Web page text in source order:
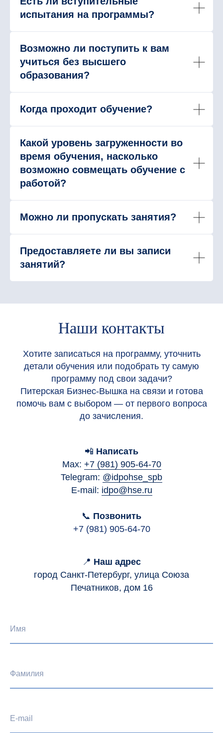
испытания на программы?
Возможно ли поступить к вам
учиться без высшего
образования?
Когда проходит обучение?
Какой уровень загруженности во
время обучения, насколько
возможно совмещать обучение с
работой?
Можно ли пропускать занятия?
Предоставляете ли вы записи
занятий?
Наши контакты
Хотите записаться на программу, уточнить
детали обучения или подобрать ту самую
программу под свои задачи?
Питерская Бизнес-Вышка на связи и готова
помочь вам с выбором — от первого вопроса
до зачисления.
📲 Написать
Max: +7 (981) 905-64-70
Telegram: @idpohse_spb
E-mail: idpo@hse.ru
📞 Позвонить
+7 (981) 905-64-70
📍 Наш адрес
город Санкт-Петербург, улица Союза
Печатников, дом 16
Имя
Фамилия
E-mail